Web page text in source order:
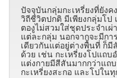
ปัจจุบันกลุ่มกะเหรี่ยงที่ยังค
วิถีชีวิตปกติ มีเพียงกลุ่มโ
ตองูไม่สวมใส่ชุดประจำเ
แต่ละกลุ่ม นอกจากจะมีกา
เดียวกันแต่อยู่ต่างพื้นที่ ก็
ด้วย เช่น กะเหรี่ยงโปแถบ
แต่งกายมีสีสันมากกว่าแถ
กะเหรี่ยงสะกอ และโปใน